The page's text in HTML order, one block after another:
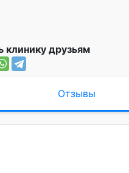
клинику друзьям
Отзывы